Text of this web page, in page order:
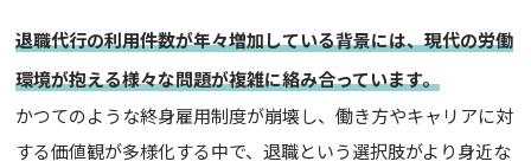
退職代行の利用件数が年々増加している背景には、現代の労働
環境が抱える様々な問題が複雑に絡み合っています。
かつてのような終身雇用制度が崩壊し、働き方やキャリアに対
する価値観が多様化する中で、退職という選択肢がより身近な